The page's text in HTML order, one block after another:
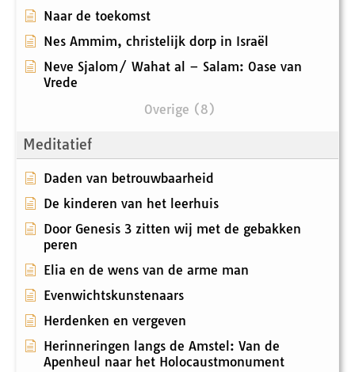
Naar de toekomst
Nes Ammim, christelijk dorp in Israël
Neve Sjalom/ Wahat al – Salam: Oase van
Vrede
Overige (8)
Meditatief
Daden van betrouwbaarheid
De kinderen van het leerhuis
Door Genesis 3 zitten wij met de gebakken
peren
Elia en de wens van de arme man
Evenwichtskunstenaars
Herdenken en vergeven
Herinneringen langs de Amstel: Van de
Apenheul naar het Holocaustmonument